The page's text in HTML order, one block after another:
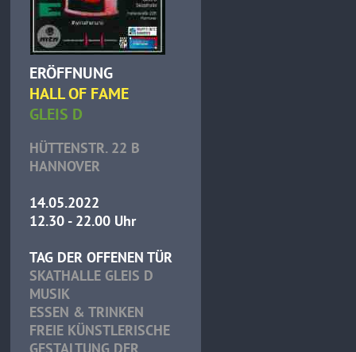
ERÖFFNUNG
HALL OF FAME
GLEIS D
HÜTTENSTR. 22 B
HANNOVER
14.05.2022
12.30 - 22.00 Uhr
TAG DER OFFENEN TÜR
SKATHALLE GLEIS D
MUSIK
ESSEN & TRINKEN
FREIE KÜNSTLERISCHE
GESTALTUNG DER